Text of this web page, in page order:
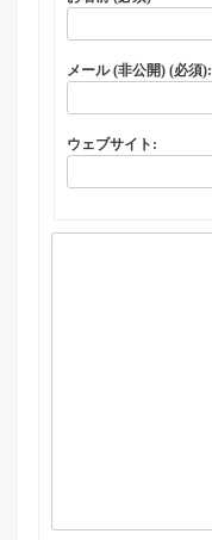
メール (非公開) (必須):
ウェブサイト: